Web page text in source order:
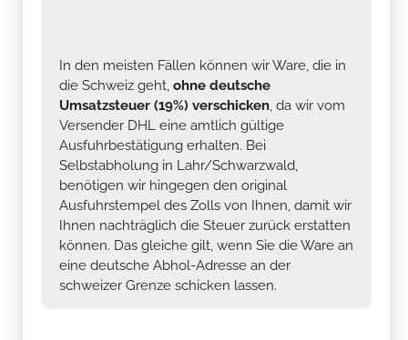
In den meisten Fällen können wir Ware, die in
die Schweiz geht, ohne deutsche
Umsatzsteuer (19%) verschicken, da wir vom
Versender DHL eine amtlich gültige
Ausfuhrbestätigung erhalten. Bei
Selbstabholung in Lahr/Schwarzwald,
benötigen wir hingegen den original
Ausfuhrstempel des Zolls von Ihnen, damit wir
Ihnen nachträglich die Steuer zurück erstatten
können. Das gleiche gilt, wenn Sie die Ware an
eine deutsche Abhol-Adresse an der
schweizer Grenze schicken lassen.